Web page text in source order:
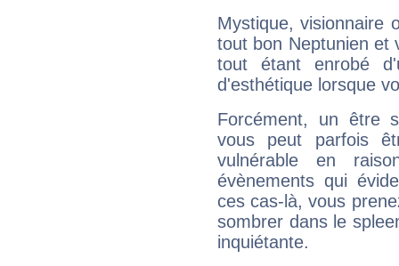
Mystique, visionnaire
tout bon Neptunien et
tout étant enrobé
d'esthétique lorsque
Forcément, un être
vous peut parfois
vulnérable en
évènements qui
ces cas-là, vous
sombrer dans le
inquiétante.